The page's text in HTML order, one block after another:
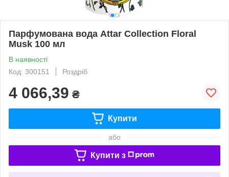
Парфумована вода Attar Collection Floral
Musk 100 мл
В наявності
Код: 300151
Роздріб
4 066,39 ₴
Купити
або
Купити з